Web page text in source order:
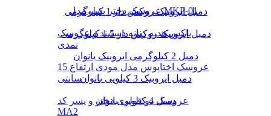
عروسک دختر پسر مدل MKP-01
باکس هدیه زنانه دستبند و عروسک
نمدی
عروسک اختاپوس مدل مودی ارتفاع 15
سانتی
عروسک دو قولوی دختر و پسر کد
MA2
دمبل ایروبیک روکش‌ دار 1 کیلوگرمی
دمبل ایروبیک روکش‌ دار 1.5 کیلوگرمی
دمبل 2 کیلوگرمی ایروبیک بانوان
دمبل ایروبیک 3 کیلویی بانوان
دمبل 4 کیلویی بانوان